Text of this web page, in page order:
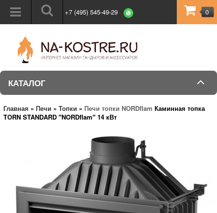
+7 (495) 545-49-29 0
КАТАЛОГ
Главная » Печи » Топки » Печи топки NORDflam Каминная топка
TORN STANDARD "NORDflam" 14 кВт